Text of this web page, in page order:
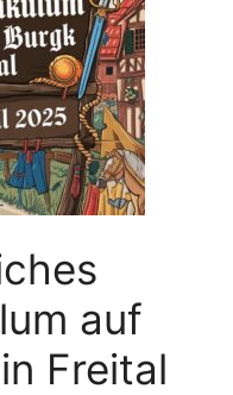
auf
Freital